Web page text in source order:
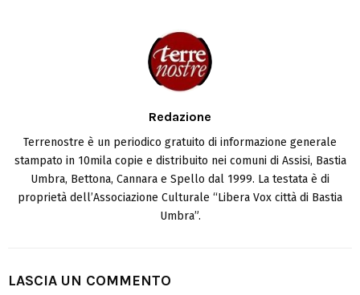
Redazione
Terrenostre è un periodico gratuito di informazione generale
stampato in 10mila copie e distribuito nei comuni di Assisi, Bastia
Umbra, Bettona, Cannara e Spello dal 1999. La testata è di
proprietà dell’Associazione Culturale “Libera Vox città di Bastia
Umbra”.
LASCIA UN COMMENTO